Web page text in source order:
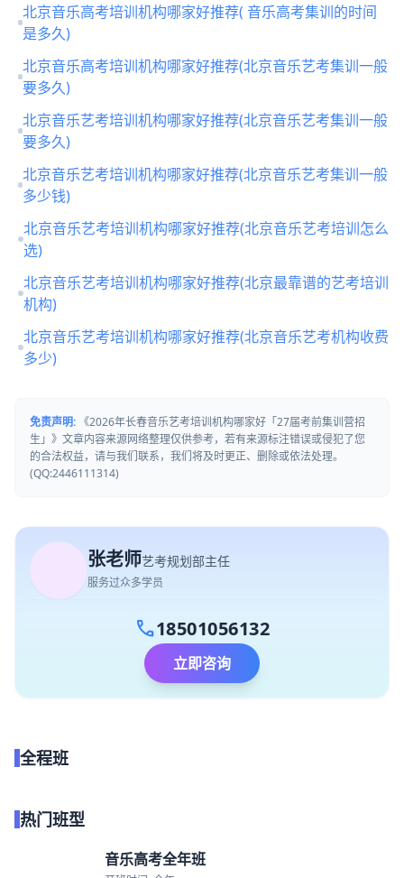
北京音乐高考培训机构哪家好推荐( 音乐高考集训的时间
是多久)
北京音乐高考培训机构哪家好推荐(北京音乐艺考集训一般
要多久)
北京音乐艺考培训机构哪家好推荐(北京音乐艺考集训一般
要多久)
北京音乐艺考培训机构哪家好推荐(北京音乐艺考集训一般
多少钱)
北京音乐艺考培训机构哪家好推荐(北京音乐艺考培训怎么
选)
北京音乐艺考培训机构哪家好推荐(北京最靠谱的艺考培训
机构)
北京音乐艺考培训机构哪家好推荐(北京音乐艺考机构收费
多少)
免责声明: 《2026年长春音乐艺考培训机构哪家好「27届考前集训营招
生」》文章内容来源网络整理仅供参考，若有来源标注错误或侵犯了您
的合法权益，请与我们联系，我们将及时更正、删除或依法处理。
(QQ:2446111314)
张老师艺考规划部主任
服务过众多学员
call18501056132
立即咨询
全程班
热门班型
音乐高考全年班